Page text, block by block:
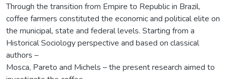
Through the transition from Empire to Republic in Brazil,
coffee farmers constituted the economic and political elite on
the municipal, state and federal levels. Starting from a
Historical Sociology perspective and based on classical
authors –
Mosca, Pareto and Michels – the present research aimed to